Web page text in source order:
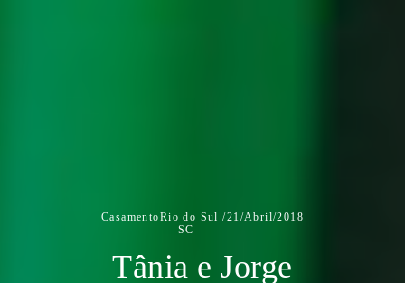
CasamentoRio do Sul /
SC
21/Abril/2018
Tânia e Jorge